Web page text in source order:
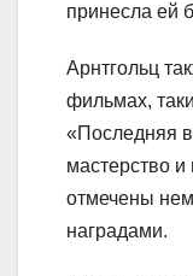
принесла ей
Арнтгольц
фильмах,
«Последняя
мастерство
отмечены
наградами.